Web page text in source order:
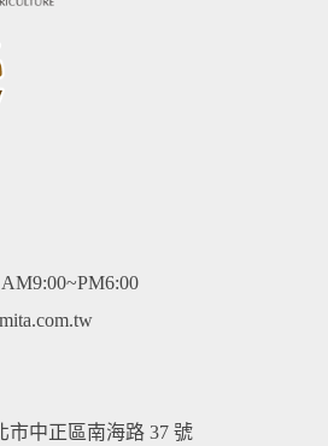
市中正區南海路 37 號